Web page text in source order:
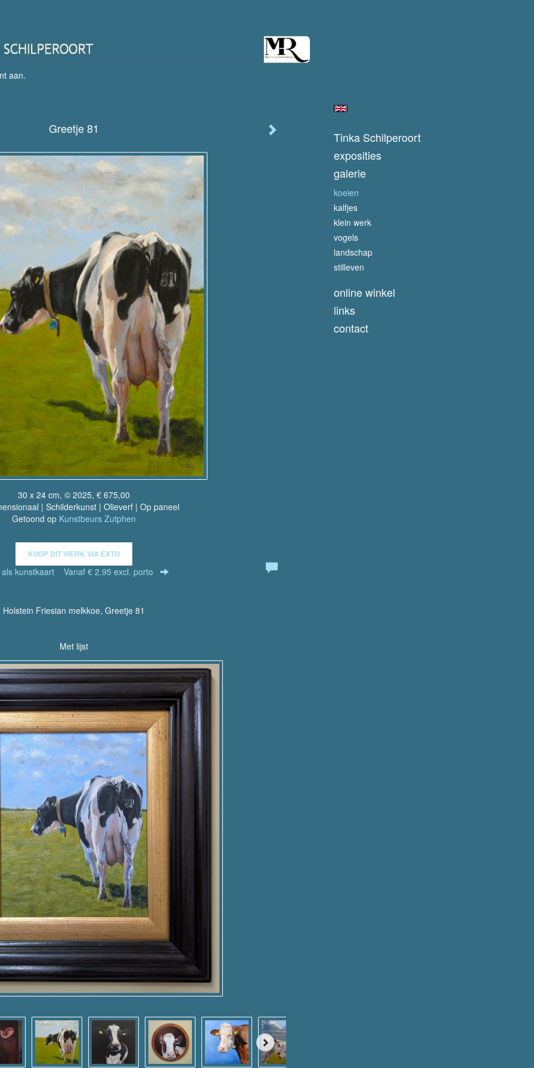
aan.
Greetje 81
30 x 24 cm, © 2025, € 675,00
| Schilderkunst | Olieverf | Op paneel
Getoond op Kunstbeurs Zutphen
KOOP DIT WERK VIA EXTO
als kunstkaart Vanaf € 2,95 excl. porto
Holstein Friesian melkkoe, Greetje 81
Met lijst
Tinka Schilperoort
exposities
galerie
koeien
kalfjes
klein werk
vogels
landschap
stilleven
online winkel
links
contact